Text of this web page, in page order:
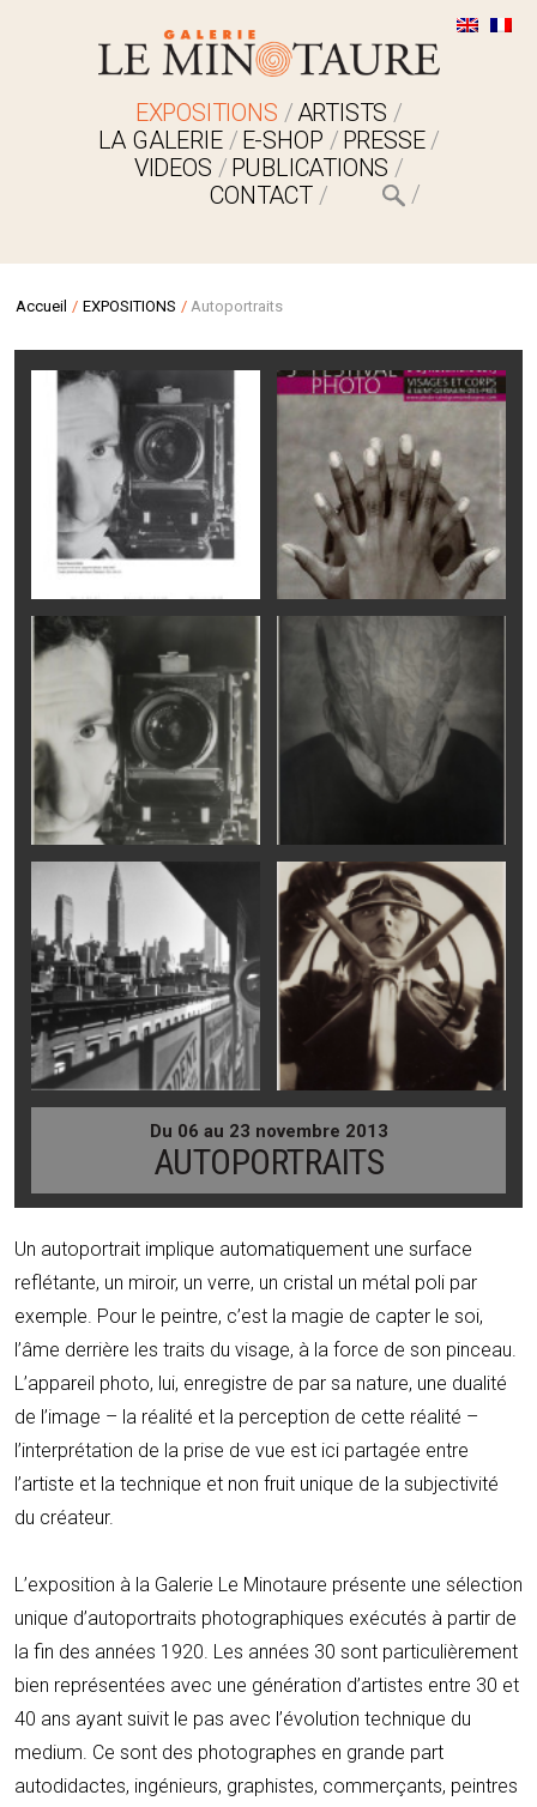
EXPOSITIONS
ARTISTS
LA GALERIE
E-SHOP
PRESSE
VIDEOS
PUBLICATIONS
CONTACT
Accueil / EXPOSITIONS / Autoportraits
Du 06 au 23 novembre 2013
AUTOPORTRAITS
Un autoportrait implique automatiquement une surface
reflétante, un miroir, un verre, un cristal un métal poli par
exemple. Pour le peintre, c’est la magie de capter le soi,
l’âme derrière les traits du visage, à la force de son pinceau.
L’appareil photo, lui, enregistre de par sa nature, une dualité
de l’image – la réalité et la perception de cette réalité –
l’interprétation de la prise de vue est ici partagée entre
l’artiste et la technique et non fruit unique de la subjectivité
du créateur.
L’exposition à la Galerie Le Minotaure présente une sélection
unique d’autoportraits photographiques exécutés à partir de
la fin des années 1920. Les années 30 sont particulièrement
bien représentées avec une génération d’artistes entre 30 et
40 ans ayant suivit le pas avec l’évolution technique du
medium. Ce sont des photographes en grande part
autodidactes, ingénieurs, graphistes, commerçants, peintres